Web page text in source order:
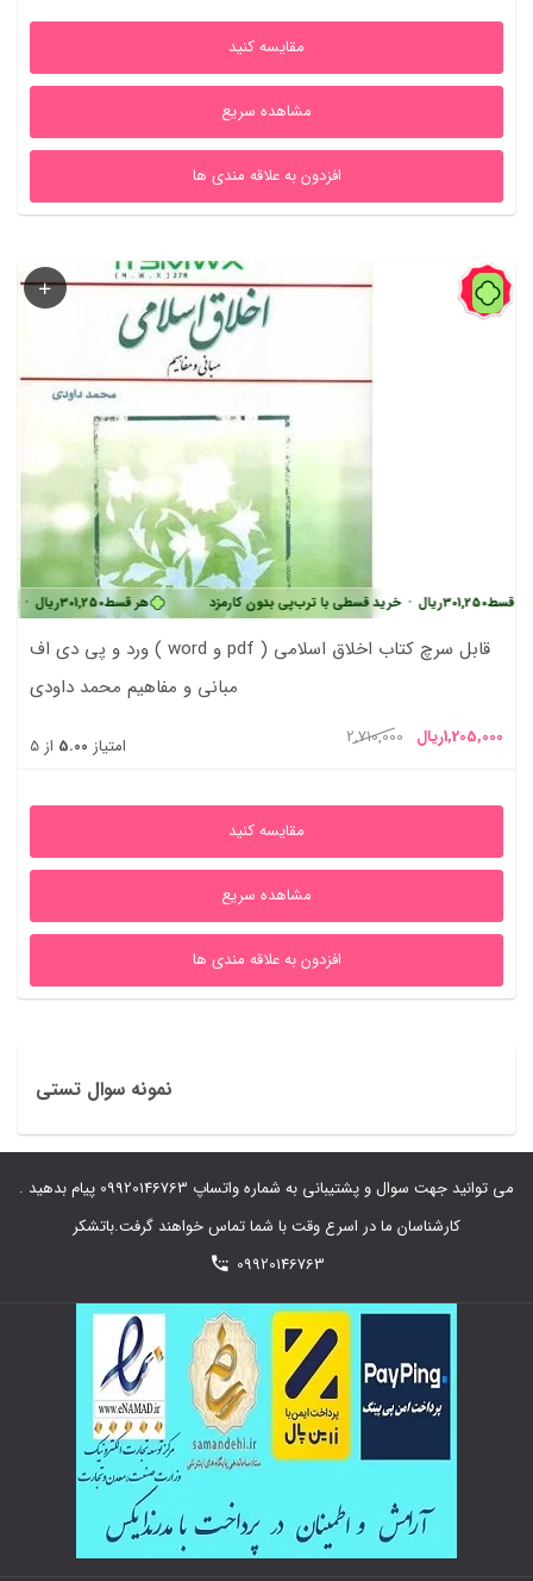
2,580,000ریال
1,604,000ریال
مقایسه کنید
مشاهده سریع
افزدون به علاقه مندی ها
56%
هر قسط301,250ریال • قسط301,250ریال • خرید قسطی با ترب‌پی بدون کارمزد
ورد و پی دی اف ( word و pdf ) قابل سرچ کتاب اخلاق اسلامی
مبانی و مفاهیم محمد داودی
امتیاز 5.00 از 5 2,710,000
قیمت
2,710,000ریال
1,205,000ریال
1,205,000ریال
مقایسه کنید
مشاهده سریع
افزدون به علاقه مندی ها
نمونه سوال تستی
می توانید جهت سوال و پشتیبانی به شماره واتساپ 09920146763 پیام بدهید .
کارشناسان ما در اسرع وقت با شما تماس خواهند گرفت.باتشکر
09920146763